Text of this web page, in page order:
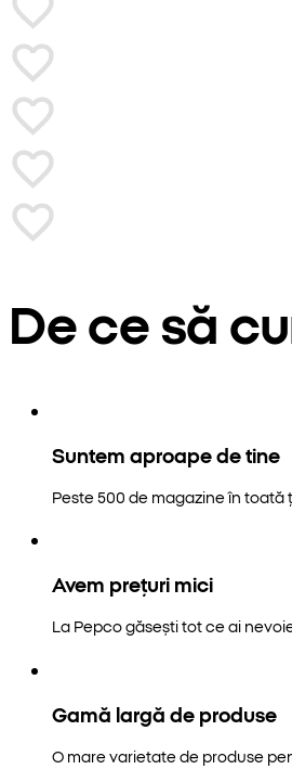
De ce să
Suntem aproape de tine
Peste 500 de magazine în toată
Avem prețuri mici
La Pepco găsești tot ce ai
Gamă largă de produse
O mare varietate de produse